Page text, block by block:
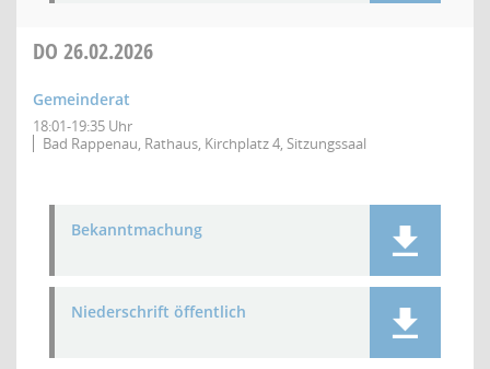
DO 26.02.2026
Gemeinderat
18:01-19:35 Uhr
Bad Rappenau, Rathaus, Kirchplatz 4, Sitzungssaal
Bekanntmachung
Niederschrift öffentlich